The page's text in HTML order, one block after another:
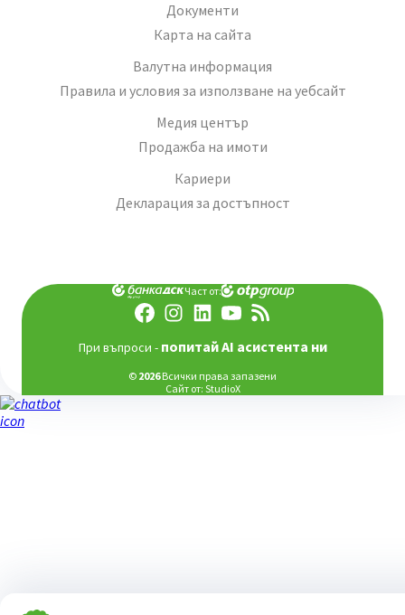
Документи
Карта на сайта
Валутна информация
Правила и условия за използване на уебсайт
Медия център
Продажба на имоти
Кариери
Декларация за достъпност
Част от:
При въпроси - попитай AI асистента ни
© 2026Всички права запазени
Сайт от: StudioX